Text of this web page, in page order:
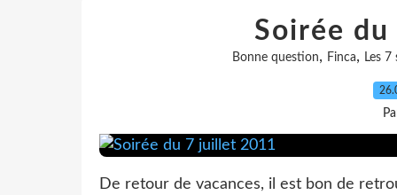
Soirée
Bonne question, Finca, Les 7
De retour de vacances, il est bon de